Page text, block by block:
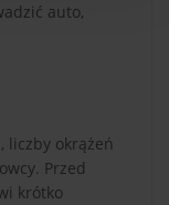
auto,
liczby okrążeń
Przed
krótko